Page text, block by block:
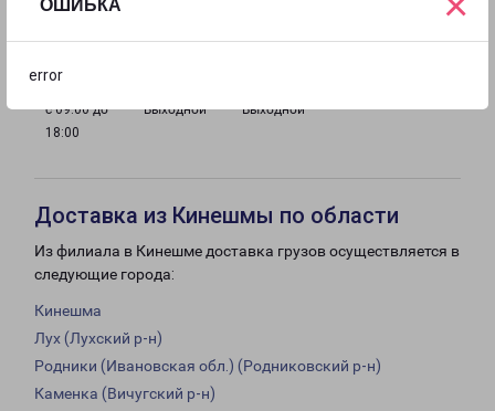
ОШИБКА
error
с 09:00 до
с 09:00 до
18:00
Выходной Выходной
Доставка из Кинешмы по области
Из филиала в Кинешме доставка грузов осуществляется в
следующие города:
Кинешма
Лух (Лухский р-н)
Родники (Ивановская обл.) (Родниковский р-н)
Каменка (Вичугский р-н)